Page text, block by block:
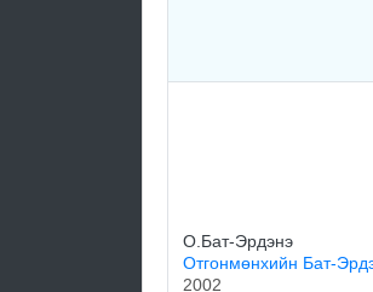
О.Бат-Эрдэнэ
Отгонмөнхийн Бат-
2002